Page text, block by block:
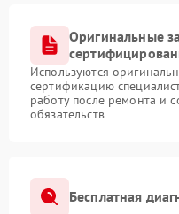
Оригинальные
Используются
сертификацию
работу после ремонта и
обязательств
Бесплатная